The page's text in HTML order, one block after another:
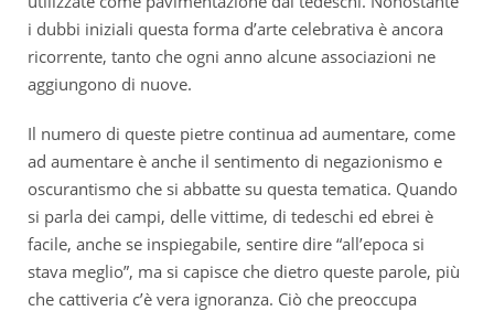
i dubbi iniziali questa forma d’arte celebrativa è ancora
ricorrente, tanto che ogni anno alcune associazioni ne
aggiungono di nuove.
Il numero di queste pietre continua ad aumentare, come
ad aumentare è anche il sentimento di negazionismo e
oscurantismo che si abbatte su questa tematica. Quando
si parla dei campi, delle vittime, di tedeschi ed ebrei è
facile, anche se inspiegabile, sentire dire “all’epoca si
stava meglio”, ma si capisce che dietro queste parole, più
che cattiveria c’è vera ignoranza. Ciò che preoccupa